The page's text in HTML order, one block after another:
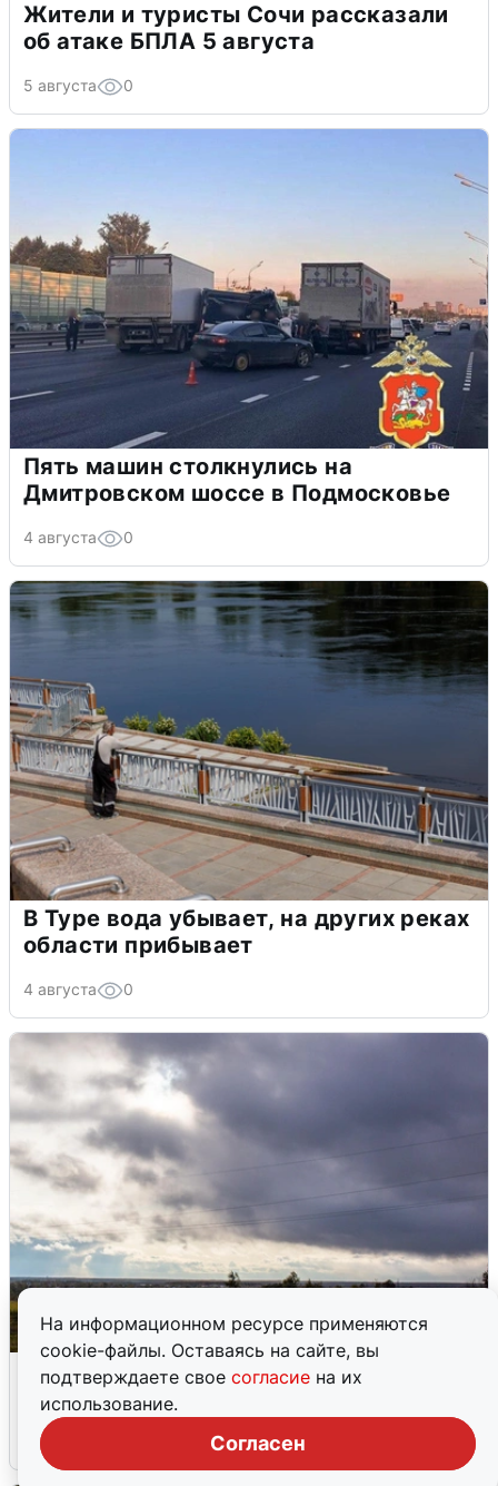
На информационном ресурсе применяются
cookie-файлы. Оставаясь на сайте, вы
подтверждаете свое согласие на их
использование.
Согласен
Жители и туристы Сочи рассказали
об атаке БПЛА 5 августа
5 августа 0
Пять машин столкнулись на
Дмитровском шоссе в Подмосковье
4 августа 0
В Туре вода убывает, на других реках
области прибывает
4 августа 0
Над ХМАО впервые сбили
беспилотники
3 августа